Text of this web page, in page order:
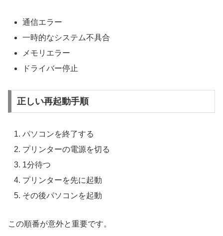
通信エラー
一時的なシステム不具合
メモリエラー
ドライバー停止
正しい再起動手順
パソコンを終了する
プリンターの電源を切る
1分待つ
プリンターを先に起動
その後パソコンを起動
この順番が意外と重要です。